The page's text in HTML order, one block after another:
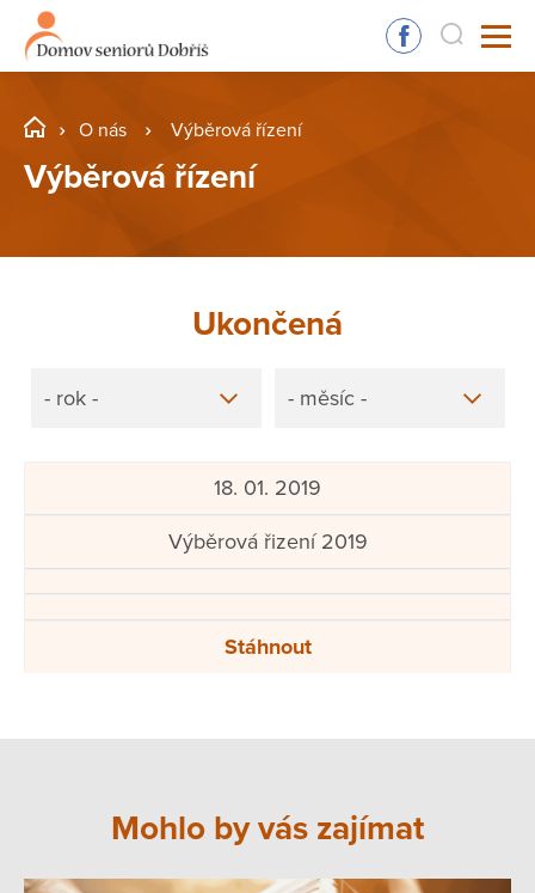
O nás Výběrová řízení
Výběrová řízení
Ukončená
- rok - - měsíc -
18. 01. 2019
Výběrová řizení 2019
Stáhnout
Mohlo by vás zajímat